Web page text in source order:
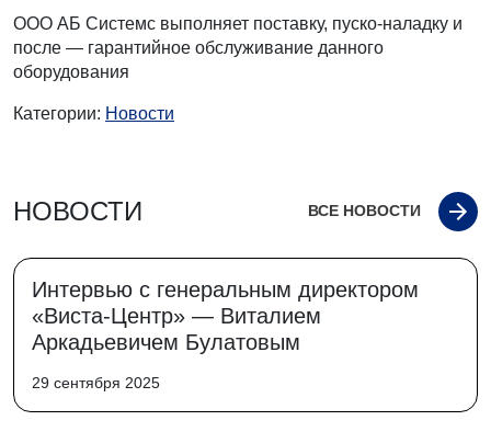
ООО АБ Системс выполняет поставку, пуско-наладку и
после — гарантийное обслуживание данного
оборудования
Категории: Новости
НОВОСТИ ВСЕ НОВОСТИ
Интервью с генеральным директором
«Виста-Центр» — Виталием
Аркадьевичем Булатовым
29 сентября 2025